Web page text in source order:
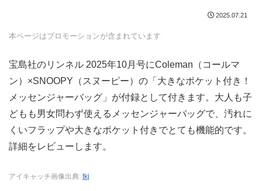
2025.07.21
本ページはプロモーションが含まれています
宝島社のリンネル 2025年10月号にColeman（コールマ
ン）×SNOOPY（スヌーピー）の「大きなポケット付き！
メッセンジャーバッグ」が付録として付きます。大人も子
どもも男女問わず使えるメッセンジャーバッグで、汚れに
くいフラップや大きなポケット付きでとても機能的です。
詳細をレビューします。
アイキャッチ画像出典: tkj